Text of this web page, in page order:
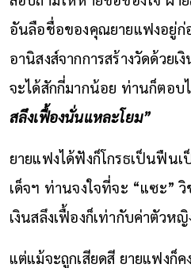
อันลือชื่อของคุณยายแฟงอยู่ก่
อานิสงส์จากการสร้างวัดด้วย
จะได้สักกี่มากน้อย ท่านก็ตอบ
สลึงเฟื้องนั่นแหละโยม”
ยายแฟงได้ฟังก็โกรธเป็นฟืนเ
เด็จฯ ท่านจงใจที่จะ “แซะ”
เงินสลึงเฟื้องก็เท่ากับค่าตัว
แต่แม้จะถูกเสียดสี ยายแฟงก็